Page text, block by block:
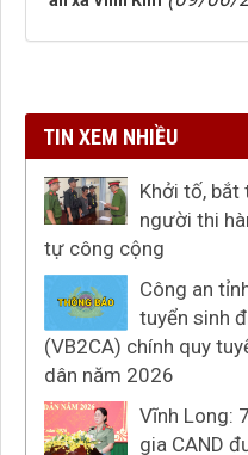
TIN XEM NHIỀU
Khởi tố,
người thi
tự công cộng
Công an
tuyển sinh
(VB2CA) chính quy
dân năm 2026
Vĩnh Long:
gia CAND